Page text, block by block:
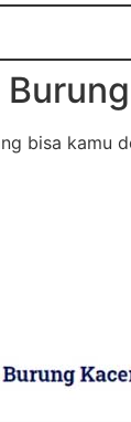
bisa kamu